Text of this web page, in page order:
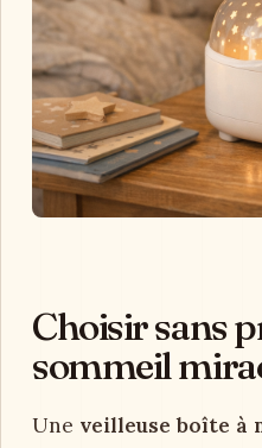
Choisir sans
sommeil
Une veilleuse boîte à